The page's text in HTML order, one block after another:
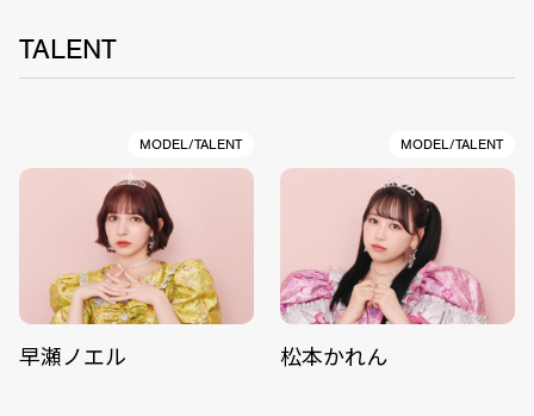
TALENT
MODEL/TALENT
早瀬ノエル
MODEL/TALENT
松本かれん